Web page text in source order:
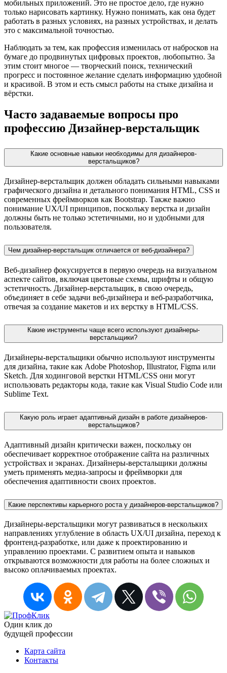
мобильных приложений. Это не простое дело, где нужно
только нарисовать картинку. Нужно понимать, как она будет
работать в разных условиях, на разных устройствах, и делать
это с максимальной точностью.
Наблюдать за тем, как профессия изменилась от набросков на
бумаге до продвинутых цифровых проектов, любопытно. За
этим стоит многое — творческий поиск, технический
прогресс и постоянное желание сделать информацию удобной
и красивой. В этом и есть смысл работы на стыке дизайна и
вёрстки.
Часто задаваемые вопросы про
профессию Дизайнер-верстальщик
Какие основные навыки необходимы для дизайнеров-
верстальщиков?
Дизайнер-верстальщик должен обладать сильными навыками
графического дизайна и детального понимания HTML, CSS и
современных фреймворков как Bootstrap. Также важно
понимание UX/UI принципов, поскольку верстка и дизайн
должны быть не только эстетичными, но и удобными для
пользователя.
Чем дизайнер-верстальщик отличается от веб-дизайнера?
Веб-дизайнер фокусируется в первую очередь на визуальном
аспекте сайтов, включая цветовые схемы, шрифты и общую
эстетичность. Дизайнер-верстальщик, в свою очередь,
объединяет в себе задачи веб-дизайнера и веб-разработчика,
отвечая за создание макетов и их верстку в HTML/CSS.
Какие инструменты чаще всего используют дизайнеры-
верстальщики?
Дизайнеры-верстальщики обычно используют инструменты
для дизайна, такие как Adobe Photoshop, Illustrator, Figma или
Sketch. Для ходинговой верстки HTML/CSS они могут
использовать редакторы кода, такие как Visual Studio Code или
Sublime Text.
Какую роль играет адаптивный дизайн в работе дизайнеров-
верстальщиков?
Адаптивный дизайн критически важен, поскольку он
обеспечивает корректное отображение сайта на различных
устройствах и экранах. Дизайнеры-верстальщики должны
уметь применять медиа-запросы и фреймворки для
обеспечения адаптивности своих проектов.
Какие перспективы карьерного роста у дизайнеров-верстальщиков?
Дизайнеры-верстальщики могут развиваться в нескольких
направлениях углубление в область UX/UI дизайна, переход к
фронтенд-разработке, или даже к проектированию и
управлению проектами. С развитием опыта и навыков
открываются возможности для работы на более сложных и
высоко оплачиваемых проектах.
Один клик до
будущей профессии
Карта сайта
Контакты